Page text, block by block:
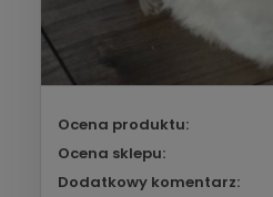
Ocena produktu:
Ocena sklepu:
Dodatkowy komentarz: